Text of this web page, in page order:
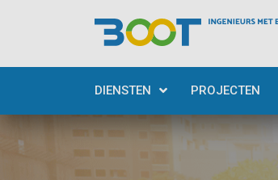
DIENSTEN PROJECTEN